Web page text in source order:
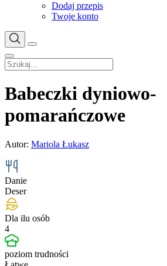
Dodaj przepis
Twoje konto
Babeczki dyniowo-
pomarańczowe
Autor: Mariola Łukasz
Danie
Deser
Dla ilu osób
4
poziom trudności